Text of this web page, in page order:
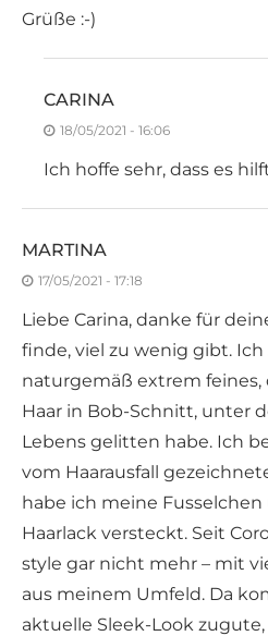
Grüße :-)
CARINA
18/05/2021 - 16:06
Ich hoffe sehr, dass es
MARTINA
17/05/2021 - 17:18
Liebe Carina, danke für
finde, viel zu wenig gibt. Ich
naturgemäß extrem
Haar in Bob-Schnitt, unter
Lebens gelitten habe. Ich
vom Haarausfall
habe ich meine
Haarlack versteckt. Seit
style gar nicht mehr – mit
aus meinem Umfeld. Da
aktuelle Sleek-Look